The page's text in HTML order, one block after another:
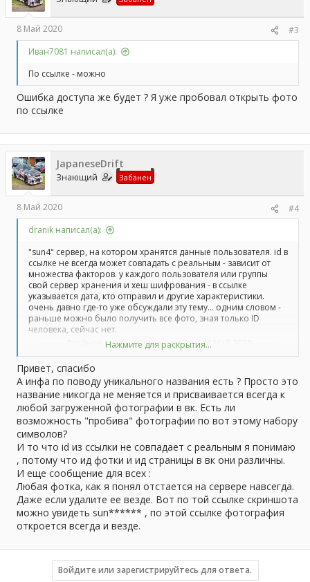
8 Май 2020
#3
Иван7081 написал(а):
По ссылке - можно
Ошибка доступа же будет ? Я уже пробовал открыть фото
по ссылке
JapaneseDrift
Знающий Забанен
8 Май 2020
#4
dranik написал(а):
"sun4" сервер, на котором хранятся данные пользователя. id в
ссылке не всегда может совпадать с реальным - зависит от
множества факторов. у каждого пользователя или группы
свой сервер хранения и хеш шифрования - в ссылке
указывается дата, кто отправил и другие характеристики.
очень давно где-то уже обсуждали эту тему... одним словом -
раньше можно было получить все фото, зная только ID
человека, сейчас нет.
---------Двойное сообщение соединено:
единственное, вроде что до сих пор работает - это поиск по
документам, по ним можно узнать человека, кто расшарил
Нажмите для раскрытия...
Привет, спасибо
А инфа по поводу уникального названия есть ? Просто это
название никогда не меняется и присваивается всегда к
любой загруженной фотографии в вк. Есть ли
возможность "пробива" фотографии по вот этому набору
символов?
И то что id из ссылки не совпадает с реальным я понимаю
, потому что ид фотки и ид страницы в вк они различны.
И еще сообщение для всех :
Любая фотка, как я понял отстается на сервере навсегда.
Даже если удалите ее везде. Вот по той ссылке скриншота
можно увидеть sun****** , по этой ссылке фотография
откроется всегда и везде.
Войдите или зарегистрируйтесь для ответа.